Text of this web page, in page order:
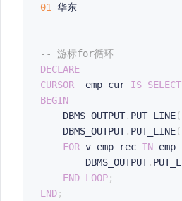
01
华东
-- 游标for循环
DECLARE
CURSOR
  emp_cur
IS SELECT
BEGIN
    DBMS_OUTPUT
. PUT_LINE(
    DBMS_OUTPUT
. PUT_LINE(
FOR v_emp_rec IN
        DBMS_OUTPUT
.
END LOOP;
END;